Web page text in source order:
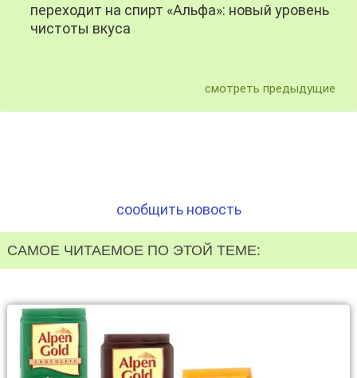
переходит на спирт «Альфа»: новый уровень
чистоты вкуса
смотреть предыдущие
сообщить новость
САМОЕ ЧИТАЕМОЕ ПО ЭТОЙ ТЕМЕ: